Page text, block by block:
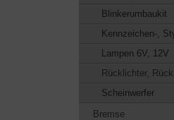
Blinkerumbaukit
Kennzeichen-,
Lampen 6V, 12V
Rücklichter,
Scheinwerfer
Bremse